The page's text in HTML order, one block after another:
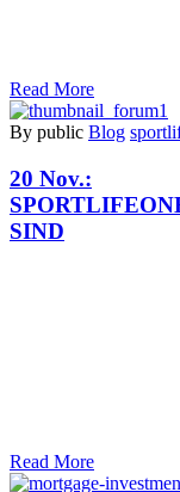
Read More
By public Blog
20 Nov.:
SIND
Read More